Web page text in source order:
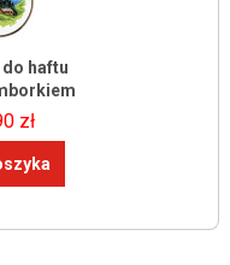
haftu
zł